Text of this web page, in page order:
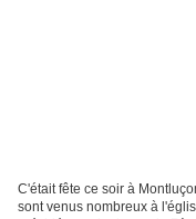
C'était fête ce soir à
sont venus nombreux à